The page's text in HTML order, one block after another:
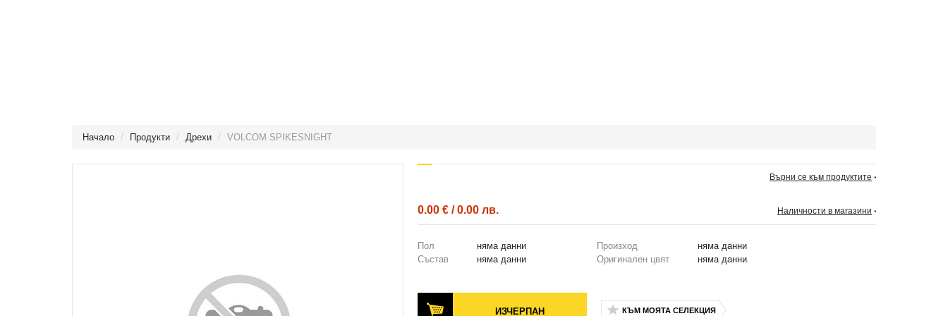
Начало Продукти Дрехи VOLCOM SPIKESNIGHT
0.00 € / 0.00 лв.
Върни се към продуктите
Наличности в магазини
Пол няма данни Произход
няма данни
Състав
няма данни Оригинален цвят няма данни
ИЗЧЕРПАН КЪМ МОЯТА СЕЛЕКЦИЯ